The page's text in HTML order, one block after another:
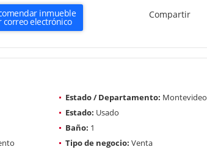
inmueble
correo electrónico
Compartir
Estado / Departamento: Montevideo
Estado: Usado
Baño: 1
Tipo de negocio: Venta